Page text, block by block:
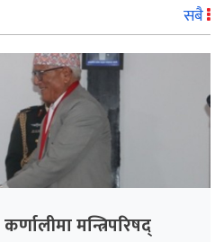
सबै
मन्त्रिपरिषद्